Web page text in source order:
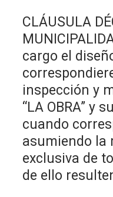
CLÁUSULA
cargo el
inspección y
“LA OBRA” y
cuando
asumiendo la
exclusiva de
de ello